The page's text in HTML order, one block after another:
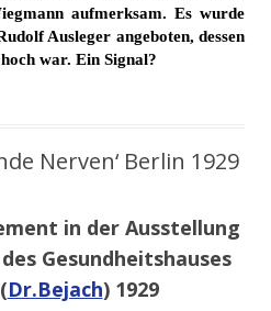
aufmerksam. Es wurde
Ausleger angeboten, dessen
war. Ein Signal?
Nerven‘ Berlin 1929
in der Ausstellung
des Gesundheitshauses
Dr.Bejach) 1929